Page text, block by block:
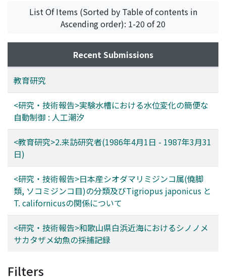
List Of Items (Sorted by Table of contents in
Ascending order): 1-20 of 20
Recent Submissions
教育研究
<研究・技術報告>実験水槽における水位変化の簡便な
自動制御 : 人工潮汐
<教育研究>2.来訪研究者(1986年4月1日 - 1987年3月31
日)
<研究・技術報告>日本産シオダマリミジンコ属(僥脚
類, ソコミジンコ目)の分類及びTigriopus japonicus と
T. californicusの関係について
<研究・技術報告>和歌山県白浜近海におけるシノノメ
サカタザメ幼魚の採捕記録
Filters